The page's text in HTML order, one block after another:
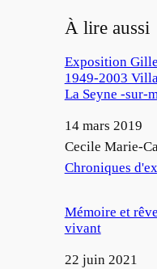
À lire aussi
Exposition
1949-2003
La Seyne -sur-
Date
14 mars 2019
Auteur
Cecile Marie-
Par rapport à
Chroniques
Mémoire et
vivant
Date
22 juin 2021